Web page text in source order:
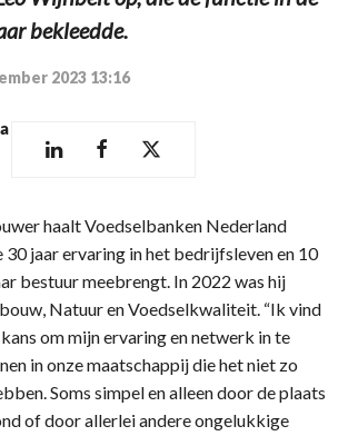
bekleedde.
2023 13:16
haalt Voedselbanken Nederland
30 jaar ervaring in het bedrijfsleven en 10
bestuur meebrengt. In 2022 was hij
Natuur en Voedselkwaliteit. “Ik vind
om mijn ervaring en netwerk in te
in onze maatschappij die het niet zo
Soms simpel en alleen door de plaats
of door allerlei andere ongelukkige